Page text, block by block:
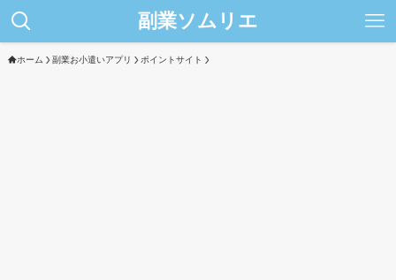
副業ソムリエ
ホーム 副業お小遣いアプリ ポイントサイト